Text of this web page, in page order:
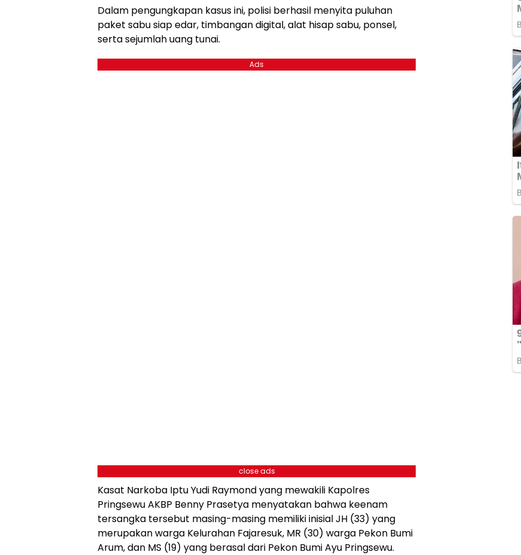
Dalam pengungkapan kasus ini, polisi berhasil menyita puluhan
paket sabu siap edar, timbangan digital, alat hisap sabu, ponsel,
serta sejumlah uang tunai.
Ads
close ads
Kasat Narkoba Iptu Yudi Raymond yang mewakili Kapolres
Pringsewu AKBP Benny Prasetya menyatakan bahwa keenam
tersangka tersebut masing-masing memiliki inisial JH (33) yang
merupakan warga Kelurahan Fajaresuk, MR (30) warga Pekon Bumi
Arum, dan MS (19) yang berasal dari Pekon Bumi Ayu Pringsewu.